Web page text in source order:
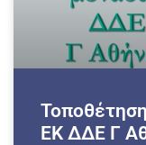
ΕΚ ΔΔΕ Γ